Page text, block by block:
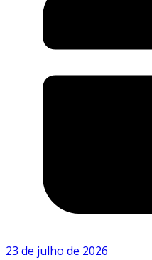
23 de julho de 2026